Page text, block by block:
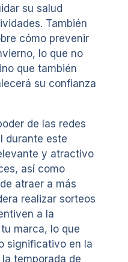
su salud
También
cómo prevenir
lo que no
que también
su confianza
de las redes
durante este
y atractivo
así como
atraer a más
realizar sorteos
a la
marca, lo que
significativo en la
temporada de